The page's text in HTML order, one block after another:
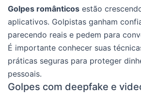
Golpes românticos estão
aplicativos. Golpistas ganham
parecendo reais e pedem para
É importante conhecer suas
práticas seguras para proteger
pessoais.
Golpes com deepfake e